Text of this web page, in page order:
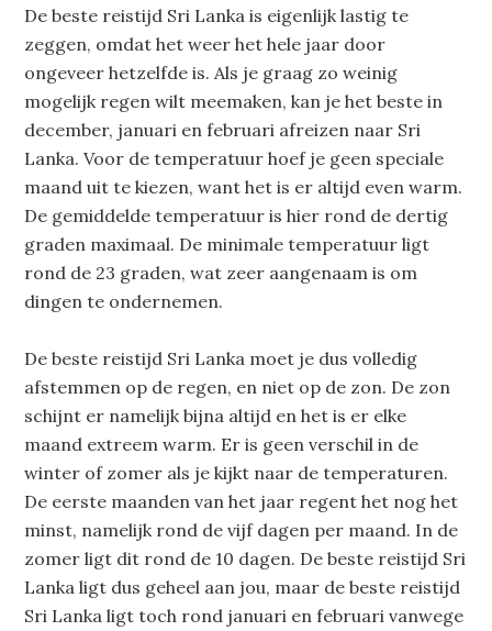
De beste reistijd Sri Lanka is eigenlijk lastig te
zeggen, omdat het weer het hele jaar door
ongeveer hetzelfde is. Als je graag zo weinig
mogelijk regen wilt meemaken, kan je het beste in
december, januari en februari afreizen naar Sri
Lanka. Voor de temperatuur hoef je geen speciale
maand uit te kiezen, want het is er altijd even warm.
De gemiddelde temperatuur is hier rond de dertig
graden maximaal. De minimale temperatuur ligt
rond de 23 graden, wat zeer aangenaam is om
dingen te ondernemen.
De beste reistijd Sri Lanka moet je dus volledig
afstemmen op de regen, en niet op de zon. De zon
schijnt er namelijk bijna altijd en het is er elke
maand extreem warm. Er is geen verschil in de
winter of zomer als je kijkt naar de temperaturen.
De eerste maanden van het jaar regent het nog het
minst, namelijk rond de vijf dagen per maand. In de
zomer ligt dit rond de 10 dagen. De beste reistijd Sri
Lanka ligt dus geheel aan jou, maar de beste reistijd
Sri Lanka ligt toch rond januari en februari vanwege